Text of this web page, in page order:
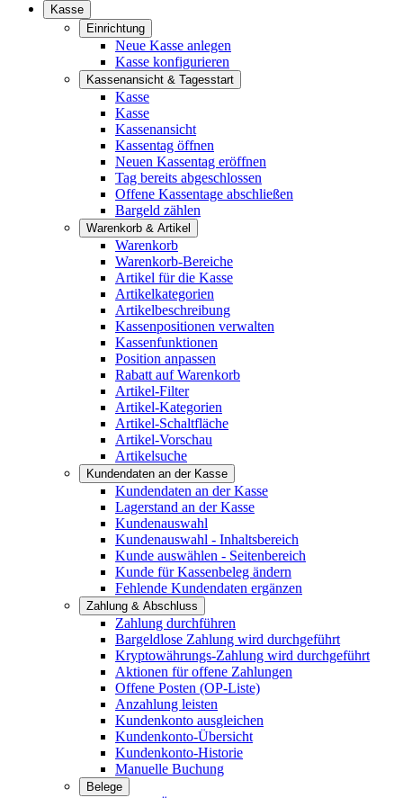
Kasse
Einrichtung
Neue Kasse anlegen
Kasse konfigurieren
Kassenansicht & Tagesstart
Kasse
Kasse
Kassenansicht
Kassentag öffnen
Neuen Kassentag eröffnen
Tag bereits abgeschlossen
Offene Kassentage abschließen
Bargeld zählen
Warenkorb & Artikel
Warenkorb
Warenkorb-Bereiche
Artikel für die Kasse
Artikelkategorien
Artikelbeschreibung
Kassenpositionen verwalten
Kassenfunktionen
Position anpassen
Rabatt auf Warenkorb
Artikel-Filter
Artikel-Kategorien
Artikel-Schaltfläche
Artikel-Vorschau
Artikelsuche
Kundendaten an der Kasse
Kundendaten an der Kasse
Lagerstand an der Kasse
Kundenauswahl
Kundenauswahl - Inhaltsbereich
Kunde auswählen - Seitenbereich
Kunde für Kassenbeleg ändern
Fehlende Kundendaten ergänzen
Zahlung & Abschluss
Zahlung durchführen
Bargeldlose Zahlung wird durchgeführt
Kryptowährungs-Zahlung wird durchgeführt
Aktionen für offene Zahlungen
Offene Posten (OP-Liste)
Anzahlung leisten
Kundenkonto ausgleichen
Kundenkonto-Übersicht
Kundenkonto-Historie
Manuelle Buchung
Belege